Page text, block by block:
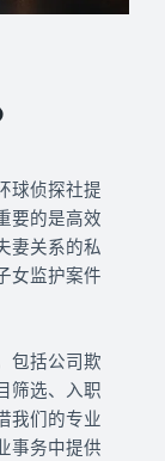
球侦探社提
要的是高效
妻关系的私
女监护案件
包括公司欺
筛选、入职
我们的专业
事务中提供